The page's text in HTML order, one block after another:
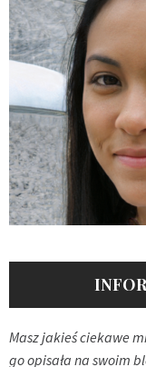
Masz jakieś ciekawe
go opisała na swoim